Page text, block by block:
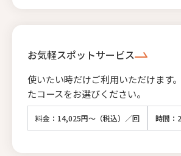
お気軽スポットサービス
使いたい時だけご利用いただけます
たコースをお選びください。
料金：14,025円～（税込）／回 時間：